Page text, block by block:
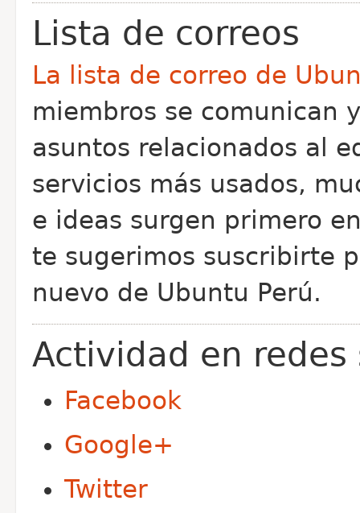
Lista de correos
La lista de correo de
miembros se comunican
asuntos relacionados al
servicios más usados,
e ideas surgen primero
te sugerimos suscribirte
nuevo de Ubuntu Perú.
Actividad en redes
Facebook
Google+
Twitter